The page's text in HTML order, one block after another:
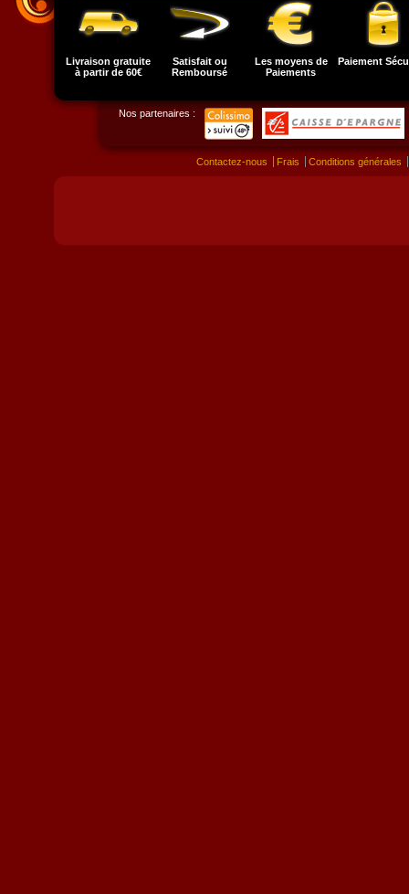
Livraison gratuite
à partir de 60€
Satisfait ou
Remboursé
Les moyens de
Paiements
Paiement
Nos partenaires :
Contactez-nous Frais Conditions générales